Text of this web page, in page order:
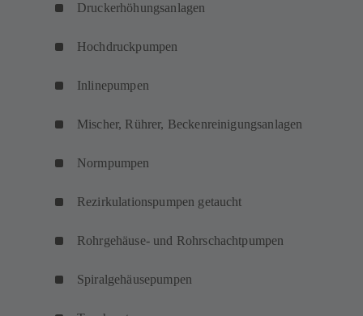
Druckerhöhungsanlagen
Hochdruckpumpen
Inlinepumpen
Mischer, Rührer, Beckenreinigungsanlagen
Normpumpen
Rezirkulationspumpen getaucht
Rohrgehäuse- und Rohrschachtpumpen
Spiralgehäusepumpen